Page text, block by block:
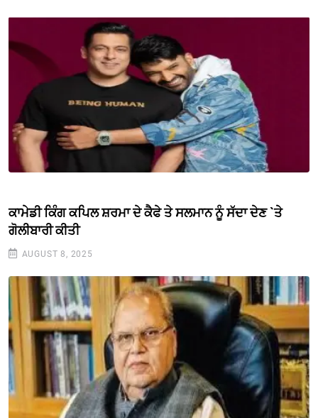
ਕਾਮੇਡੀ ਕਿੰਗ ਕਪਿਲ ਸ਼ਰਮਾ ਦੇ ਕੈਫੇ ਤੇ ਸਲਮਾਨ ਨੂੰ ਸੱਦਾ ਦੇਣ `ਤੇ
ਗੋਲੀਬਾਰੀ ਕੀਤੀ
AUGUST 8, 2025